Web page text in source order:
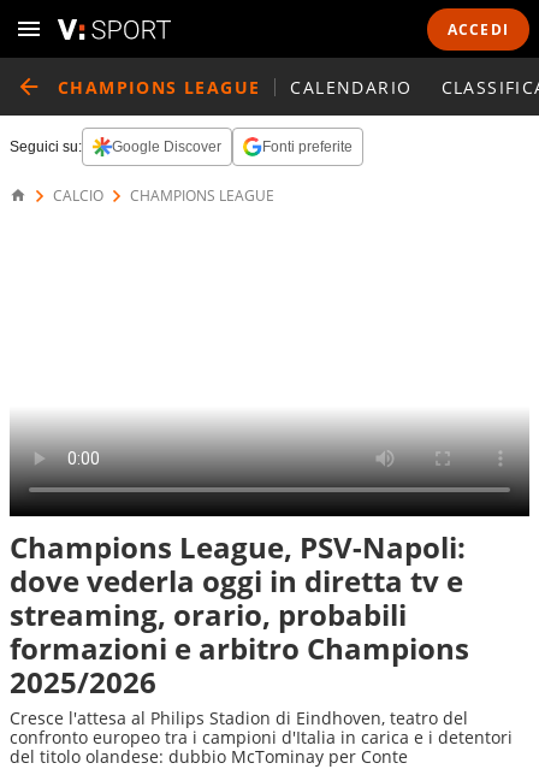
ACCEDI
CHAMPIONS LEAGUE CALENDARIO
Seguici su: Google Discover Fonti preferite
CALCIO CHAMPIONS LEAGUE
Champions League, PSV-Napoli:
dove vederla oggi in diretta tv e
streaming, orario, probabili
formazioni e arbitro Champions
2025/2026
Cresce l'attesa al Philips Stadion di Eindhoven, teatro del
confronto europeo tra i campioni d'Italia in carica e i detentori
del titolo olandese: dubbio McTominay per Conte